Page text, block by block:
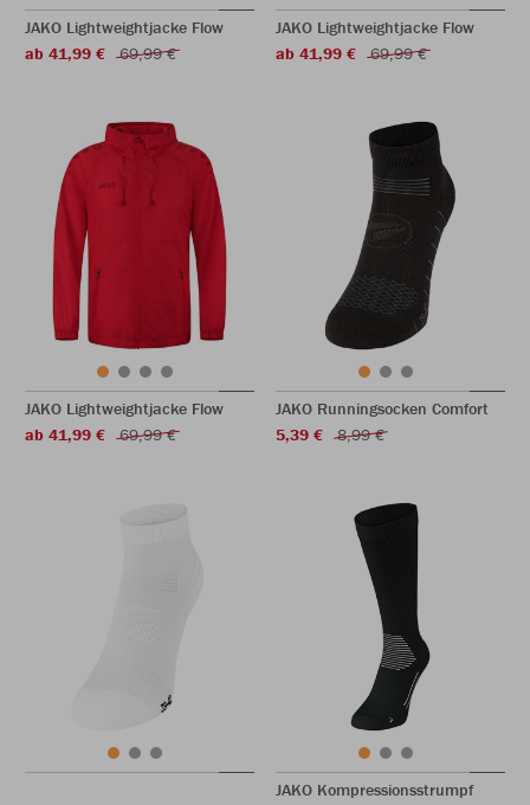
JAKO Lightweightjacke Flow
ab 41,99 €
69,99 €
JAKO Lightweightjacke Flow
ab 41,99 €
69,99 €
JAKO Lightweightjacke Flow
ab 41,99 €
69,99 €
JAKO Runningsocken Comfort
5,39 €
8,99 €
JAKO Kompressionsstrumpf